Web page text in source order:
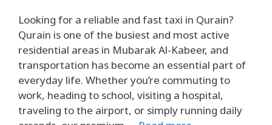
Looking for a reliable and fast taxi in Qurain?
Qurain is one of the busiest and most active
residential areas in Mubarak Al-Kabeer, and
transportation has become an essential part of
everyday life. Whether you’re commuting to
work, heading to school, visiting a hospital,
traveling to the airport, or simply running daily